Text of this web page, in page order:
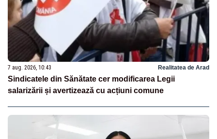
7 aug. 2026, 10:43 Realitatea de Arad
Sindicatele din Sănătate cer modificarea Legii
salarizării și avertizează cu acțiuni comune